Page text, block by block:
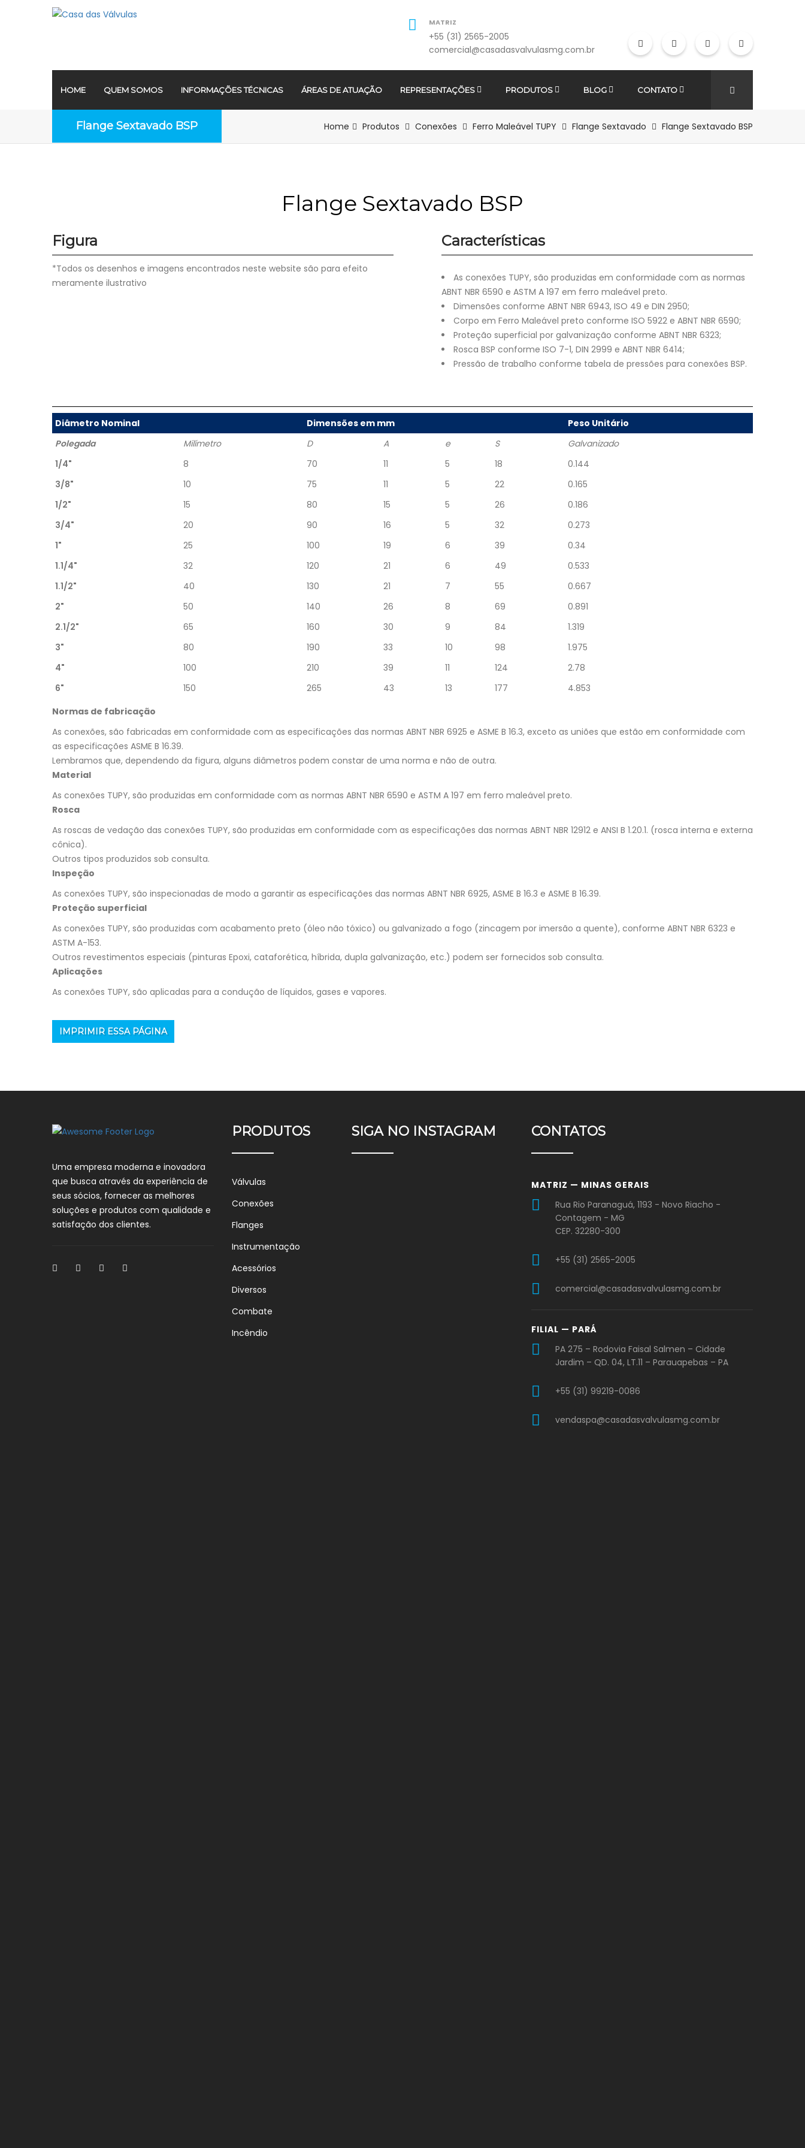
MATRIZ
+55 (31) 2565-2005
comercial@casadasvalvulasmg.com.br
HOME QUEM SOMOS INFORMAÇÕES TÉCNICAS ÁREAS DE ATUAÇÃO REPRESENTAÇÕES PRODUTOS BLOG CONTATO
Flange Sextavado BSP Home Produtos Conexões Ferro Maleável TUPY Flange Sextavado Flange Sextavado BSP
Flange Sextavado BSP
Figura
*Todos os desenhos e imagens encontrados neste website são para efeito
meramente ilustrativo
Características
As conexões TUPY, são produzidas em conformidade com as normas
ABNT NBR 6590 e ASTM A 197 em ferro maleável preto.
Dimensões conforme ABNT NBR 6943, ISO 49 e DIN 2950;
Corpo em Ferro Maleável preto conforme ISO 5922 e ABNT NBR 6590;
Proteção superficial por galvanização conforme ABNT NBR 6323;
Rosca BSP conforme ISO 7-1, DIN 2999 e ABNT NBR 6414;
Pressão de trabalho conforme tabela de pressões para conexões BSP.
Diâmetro Nominal Dimensões em mm
Peso Unitário
Polegada
Milímetro D A e S
Galvanizado
1/4"
8 70 11 5 18
0.144
3/8"
10 75 11 5 22
0.165
1/2"
15 80 15 5 26
0.186
3/4"
20 90 16 5 32
0.273
1"
25 100 19 6 39
0.34
1.1/4"
32 120 21 6 49
0.533
1.1/2"
40 130 21 7 55
0.667
2"
50 140 26 8 69
0.891
2.1/2"
65 160 30 9 84
1.319
3"
80 190 33 10 98
1.975
4"
100 210 39 11 124
2.78
6"
150 265 43 13 177
4.853
Normas de fabricação
As conexões, são fabricadas em conformidade com as especificações das normas ABNT NBR 6925 e ASME B 16.3, exceto as uniões que estão em conformidade com
as especificações ASME B 16.39.
Lembramos que, dependendo da figura, alguns diâmetros podem constar de uma norma e não de outra.
Material
As conexões TUPY, são produzidas em conformidade com as normas ABNT NBR 6590 e ASTM A 197 em ferro maleável preto.
Rosca
As roscas de vedação das conexões TUPY, são produzidas em conformidade com as especificações das normas ABNT NBR 12912 e ANSI B 1.20.1. (rosca interna e externa
cônica).
Outros tipos produzidos sob consulta.
Inspeção
As conexões TUPY, são inspecionadas de modo a garantir as especificações das normas ABNT NBR 6925, ASME B 16.3 e ASME B 16.39.
Proteção superficial
As conexões TUPY, são produzidas com acabamento preto (óleo não tóxico) ou galvanizado a fogo (zincagem por imersão a quente), conforme ABNT NBR 6323 e
ASTM A-153.
Outros revestimentos especiais (pinturas Epoxi, cataforética, híbrida, dupla galvanização, etc.) podem ser fornecidos sob consulta.
Aplicações
As conexões TUPY, são aplicadas para a condução de líquidos, gases e vapores.
IMPRIMIR ESSA PÁGINA
Uma empresa moderna e inovadora
que busca através da experiência de
seus sócios, fornecer as melhores
soluções e produtos com qualidade e
satisfação dos clientes.
PRODUTOS
Válvulas
Conexões
Flanges
Instrumentação
Acessórios
Diversos
Combate
Incêndio
SIGA NO INSTAGRAM CONTATOS
MATRIZ — MINAS GERAIS
Rua Rio Paranaguá, 1193 - Novo Riacho -
Contagem - MG
CEP. 32280-300
+55 (31) 2565-2005
comercial@casadasvalvulasmg.com.br
FILIAL — PARÁ
PA 275 – Rodovia Faisal Salmen – Cidade
Jardim – QD. 04, LT.11 – Parauapebas – PA
+55 (31) 99219-0086
vendaspa@casadasvalvulasmg.com.br